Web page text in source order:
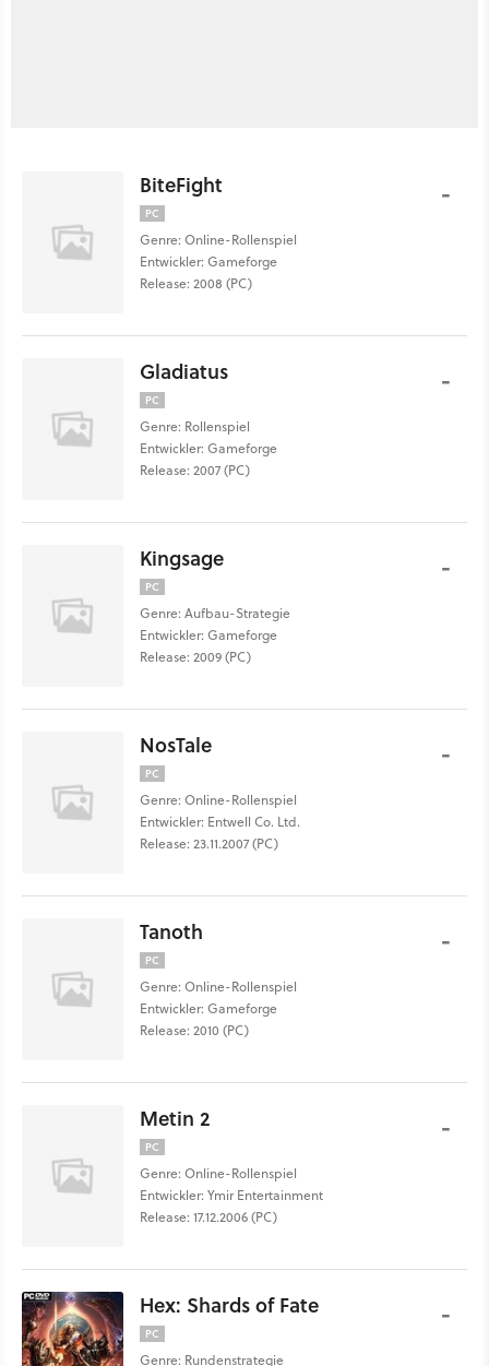
BiteFight
PC
Genre: Online-Rollenspiel
Entwickler: Gameforge
Release: 2008 (PC)
-
Gladiatus
PC
Genre: Rollenspiel
Entwickler: Gameforge
Release: 2007 (PC)
-
Kingsage
PC
Genre: Aufbau-Strategie
Entwickler: Gameforge
Release: 2009 (PC)
-
NosTale
PC
Genre: Online-Rollenspiel
Entwickler: Entwell Co. Ltd.
Release: 23.11.2007 (PC)
-
Tanoth
PC
Genre: Online-Rollenspiel
Entwickler: Gameforge
Release: 2010 (PC)
-
Metin 2
PC
Genre: Online-Rollenspiel
Entwickler: Ymir Entertainment
Release: 17.12.2006 (PC)
-
Hex: Shards of Fate
PC
Genre: Rundenstrategie
-